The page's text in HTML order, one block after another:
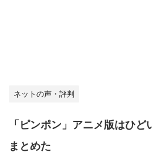
ネットの声・評判
「ピンポン」アニメ版はひ
まとめた